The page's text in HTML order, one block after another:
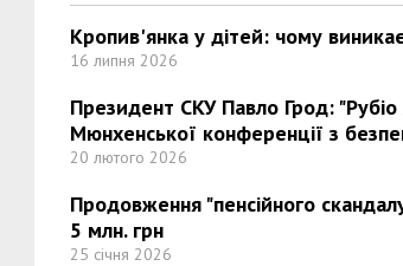
Кропив'янка у дітей: чому
16 липня 2026
Президент СКУ Павло Грод: "Рубіо
Мюнхенської конференції з
20 лютого 2026
Продовження "пенсійного
5 млн. грн
25 січня 2026